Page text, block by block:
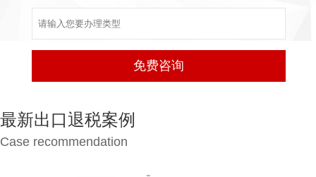
最新出口退税案例
Case recommendation